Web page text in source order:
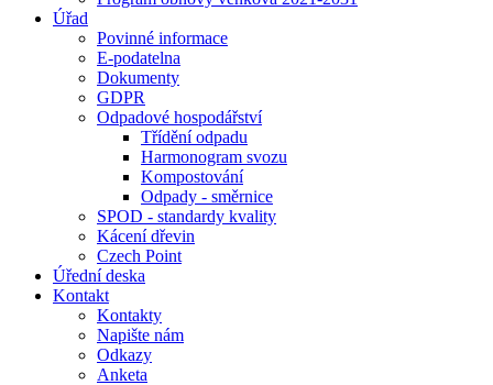
Úřad
Povinné informace
E-podatelna
Dokumenty
GDPR
Odpadové hospodářství
Třídění odpadu
Harmonogram svozu
Kompostování
Odpady - směrnice
SPOD - standardy kvality
Kácení dřevin
Czech Point
Úřední deska
Kontakt
Kontakty
Napište nám
Odkazy
Anketa